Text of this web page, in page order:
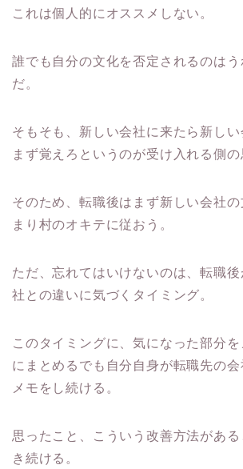
これは個人的にオススメしない。
誰でも自分の文化を否定されるのはう
だ。
そもそも、新しい会社に来たら新しい
まず覚えろというのが受け入れる側の
そのため、転職後はまず新しい会社
まり村のオキテに従おう。
ただ、忘れてはいけないのは、転職
社との違いに気づくタイミング。
このタイミングに、気になった部分
にまとめるでも自分自身が転職先の会
メモをし続ける。
思ったこと、こういう改善方法があ
き続ける。